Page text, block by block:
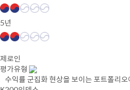
5년
제로인
평가유형
수익률 군집화 현상을 보이는 포트폴리